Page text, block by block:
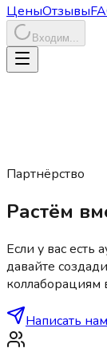
ЦеныОтзывы
Входим...
Партнёрство
Растём
Если у вас есть
давайте
Написать нам